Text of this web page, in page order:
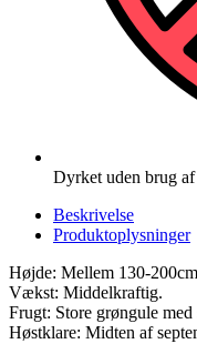
Dyrket uden brug
Beskrivelse
Produktoplysninger
Højde: Mellem 130-
Vækst: Middelkraftig.
Frugt: Store grøngule
Høstklare: Midten af